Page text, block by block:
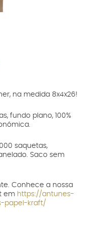
na medida 8x4x26!
fundo plano, 100%
saquetas,
Saco sem
Conhece a nossa
em https://antunes-
papel-kraft/